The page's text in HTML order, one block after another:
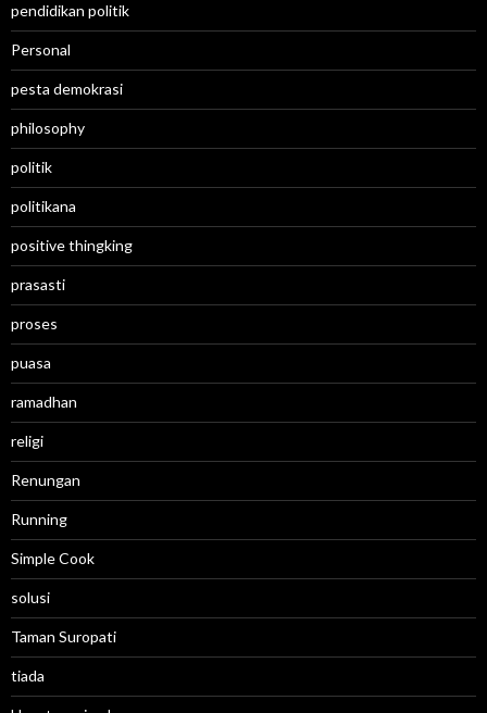
pendidikan politik
Personal
pesta demokrasi
philosophy
politik
politikana
positive thingking
prasasti
proses
puasa
ramadhan
religi
Renungan
Running
Simple Cook
solusi
Taman Suropati
tiada